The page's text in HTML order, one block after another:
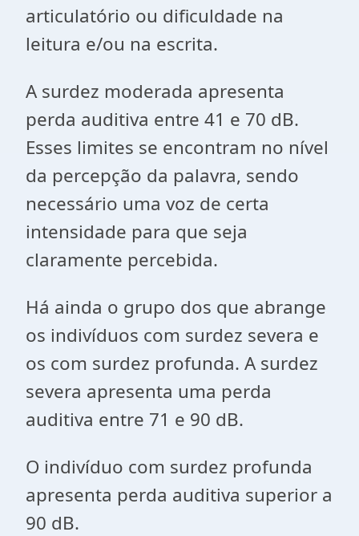
articulatório ou dificuldade na
leitura e/ou na escrita.
A surdez moderada apresenta
perda auditiva entre 41 e 70 dB.
Esses limites se encontram no nível
da percepção da palavra, sendo
necessário uma voz de certa
intensidade para que seja
claramente percebida.
Há ainda o grupo dos que abrange
os indivíduos com surdez severa e
os com surdez profunda. A surdez
severa apresenta uma perda
auditiva entre 71 e 90 dB.
O indivíduo com surdez profunda
apresenta perda auditiva superior a
90 dB.